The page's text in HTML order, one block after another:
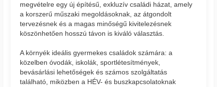
megvételre egy új építésű, exkluzív családi házat, amely
a korszerű műszaki megoldásoknak, az átgondolt
tervezésnek és a magas minőségű kivitelezésnek
köszönhetően hosszú távon is kiváló választás.
A környék ideális gyermekes családok számára: a
közelben óvodák, iskolák, sportlétesítmények,
bevásárlási lehetőségek és számos szolgáltatás
található, miközben a HÉV- és buszkapcsolatoknak